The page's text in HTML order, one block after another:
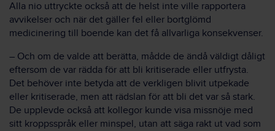
Alla nio uttryckte också att de helst inte ville rapportera
avvikelser och när det gäller fel eller bortglömd
medicinering till boende kan det få allvarliga konsekvenser.
– Och om de valde att berätta, mådde de ändå väldigt dåligt
eftersom de var rädda för att bli kritiserade eller utfrysta.
Det behöver inte betyda att de verkligen blivit utpekade
eller kritiserade, men att rädslan för att bli det var så stark.
De upplevde också att kollegor kunde visa missnöje med
sitt kroppsspråk eller minspel, utan att säga rakt ut vad som